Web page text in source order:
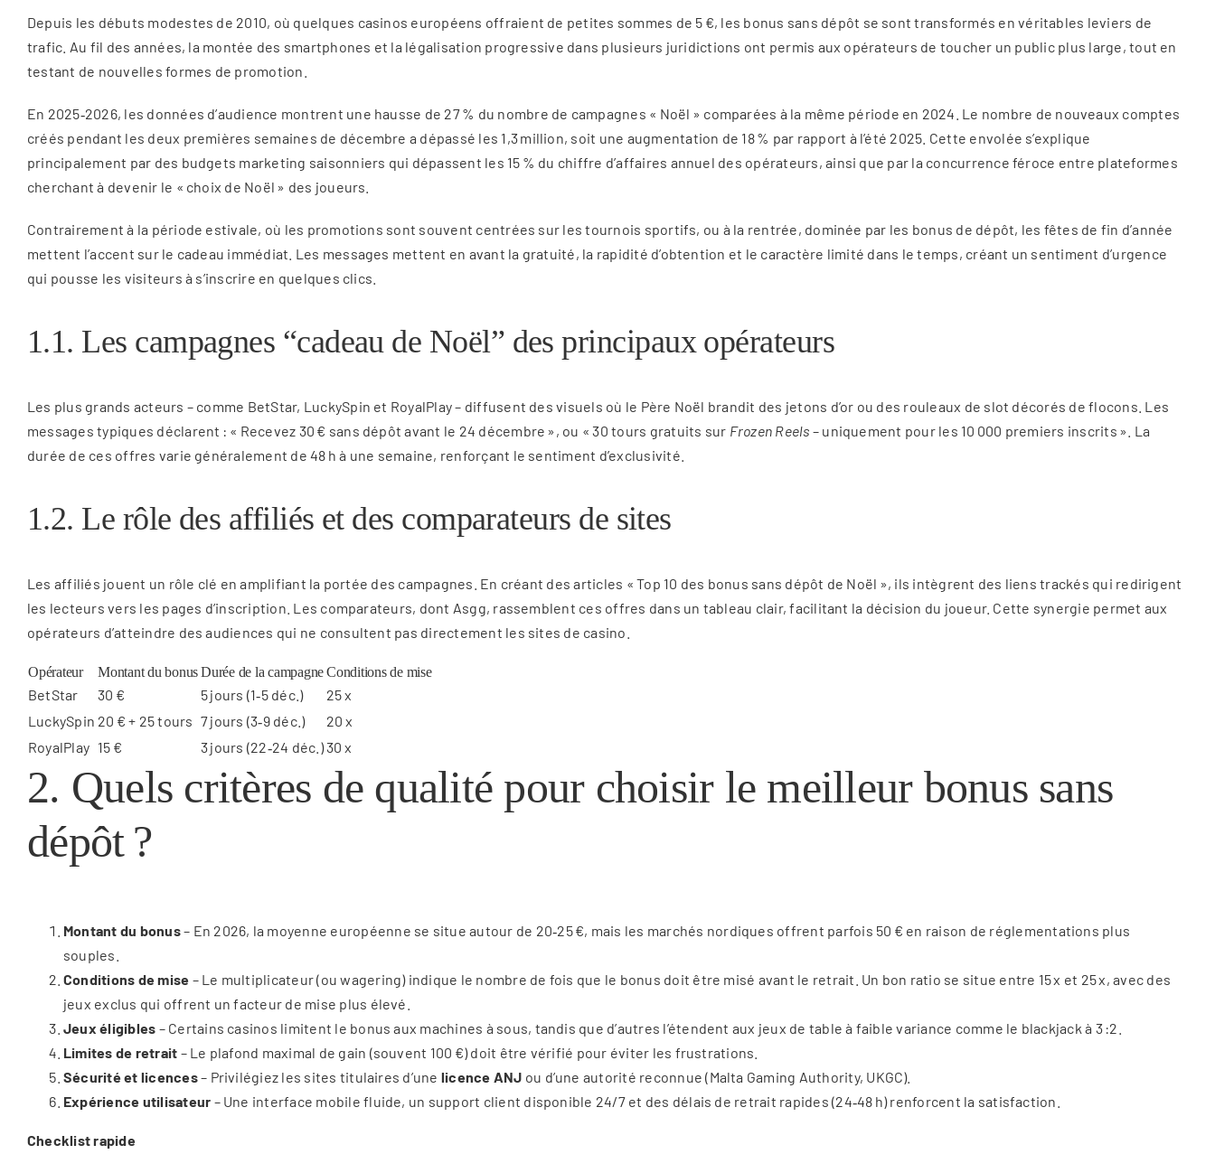
Depuis les débuts modestes de 2010, où quelques casinos européens offraient de petites sommes de 5 €, les bonus sans dépôt se sont transformés en véritables leviers de
trafic. Au fil des années, la montée des smartphones et la légalisation progressive dans plusieurs juridictions ont permis aux opérateurs de toucher un public plus large, tout en
testant de nouvelles formes de promotion.
En 2025‑2026, les données d’audience montrent une hausse de 27 % du nombre de campagnes « Noël » comparées à la même période en 2024. Le nombre de nouveaux comptes
créés pendant les deux premières semaines de décembre a dépassé les 1,3 million, soit une augmentation de 18 % par rapport à l’été 2025. Cette envolée s’explique
principalement par des budgets marketing saisonniers qui dépassent les 15 % du chiffre d’affaires annuel des opérateurs, ainsi que par la concurrence féroce entre plateformes
cherchant à devenir le « choix de Noël » des joueurs.
Contrairement à la période estivale, où les promotions sont souvent centrées sur les tournois sportifs, ou à la rentrée, dominée par les bonus de dépôt, les fêtes de fin d’année
mettent l’accent sur le cadeau immédiat. Les messages mettent en avant la gratuité, la rapidité d’obtention et le caractère limité dans le temps, créant un sentiment d’urgence
qui pousse les visiteurs à s’inscrire en quelques clics.
1.1. Les campagnes “cadeau de Noël” des principaux opérateurs
Les plus grands acteurs – comme BetStar, LuckySpin et RoyalPlay – diffusent des visuels où le Père Noël brandit des jetons d’or ou des rouleaux de slot décorés de flocons. Les
messages typiques déclarent : « Recevez 30 € sans dépôt avant le 24 décembre », ou « 30 tours gratuits sur Frozen Reels – uniquement pour les 10 000 premiers inscrits ». La
durée de ces offres varie généralement de 48 h à une semaine, renforçant le sentiment d’exclusivité.
1.2. Le rôle des affiliés et des comparateurs de sites
Les affiliés jouent un rôle clé en amplifiant la portée des campagnes. En créant des articles « Top 10 des bonus sans dépôt de Noël », ils intègrent des liens trackés qui redirigent
les lecteurs vers les pages d’inscription. Les comparateurs, dont Asgg, rassemblent ces offres dans un tableau clair, facilitant la décision du joueur. Cette synergie permet aux
opérateurs d’atteindre des audiences qui ne consultent pas directement les sites de casino.
Opérateur Montant du bonusDurée de la campagneConditions de mise
BetStar 30 € 5 jours (1‑5 déc.)
25 x
LuckySpin 20 € + 25 tours 7 jours (3‑9 déc.)
20 x
RoyalPlay 15 € 3 jours (22‑24 déc.) 30 x
2. Quels critères de qualité pour choisir le meilleur bonus sans
dépôt ?
Montant du bonus– En 2026, la moyenne européenne se situe autour de 20‑25 €, mais les marchés nordiques offrent parfois 50 € en raison de réglementations plus
souples.
Conditions de mise – Le multiplicateur (ou wagering) indique le nombre de fois que le bonus doit être misé avant le retrait. Un bon ratio se situe entre 15 x et 25 x, avec des
jeux exclus qui offrent un facteur de mise plus élevé.
Jeux éligibles – Certains casinos limitent le bonus aux machines à sous, tandis que d’autres l’étendent aux jeux de table à faible variance comme le blackjack à 3 :2.
Limites de retrait – Le plafond maximal de gain (souvent 100 €) doit être vérifié pour éviter les frustrations.
Sécurité et licences– Privilégiez les sites titulaires d’une licence ANJ ou d’une autorité reconnue (Malta Gaming Authority, UKGC).
Expérience utilisateur – Une interface mobile fluide, un support client disponible 24/7 et des délais de retrait rapides (24‑48 h) renforcent la satisfaction.
Checklist rapide